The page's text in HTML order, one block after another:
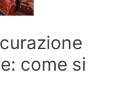
come si